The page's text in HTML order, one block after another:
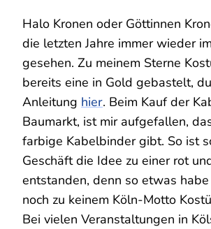
Halo Kronen oder Göttinnen
die letzten Jahre immer wieder
gesehen. Zu meinem Sterne
bereits eine in Gold gebastelt,
Anleitung hier. Beim Kauf der
Baumarkt, ist mir aufgefallen,
farbige Kabelbinder gibt. So ist
Geschäft die Idee zu einer rot
entstanden, denn so etwas
noch zu keinem Köln-Motto
Bei vielen Veranstaltungen in